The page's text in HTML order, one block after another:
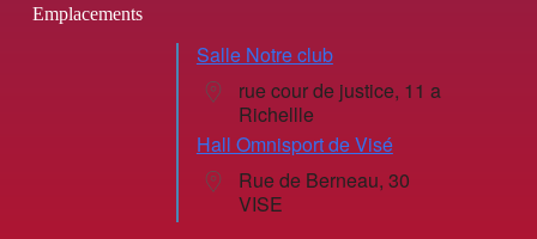
Emplacements
Salle Notre club
rue cour de justice, 11 a
Richellle
Hall Omnisport de Visé
Rue de Berneau, 30
VISE